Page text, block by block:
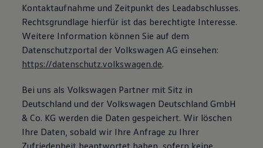
Kontaktaufnahme und Zeitpunkt des Leadabschlusses.
Rechtsgrundlage hierfür ist das berechtigte Interesse.
Weitere Information können Sie auf dem
Datenschutzportal der Volkswagen AG einsehen:
https://datenschutz.volkswagen.de.
Bei uns als Volkswagen Partner mit Sitz in
Deutschland und der Volkswagen Deutschland GmbH
& Co. KG werden die Daten gespeichert. Wir löschen
Ihre Daten, sobald wir Ihre Anfrage zu Ihrer
Zufriedenheit beantwortet haben, sofern keine